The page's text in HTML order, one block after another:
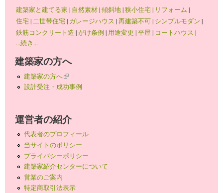
建築家と建てる家 | 自然素材|傾斜地|狭小住宅| リフォーム |
住宅|二世帯住宅| ガレージハウス |再建築不可| シンプルモダン |
鉄筋コンクリート造 |がけ条例 | 用途変更 |平屋 | コートハウス |
...続き...
建築家の方へ
建築家の方へ(link is external)
設計受注・成功事例
運営者の紹介
代表者のプロフィール
当サイトのポリシー
プライバシーポリシー
建築家紹介センターについて
営業のご案内
特定商取引法表示